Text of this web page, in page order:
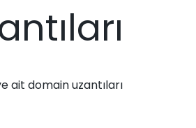
ait domain uzantıları